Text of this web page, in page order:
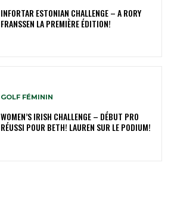
INFORTAR ESTONIAN CHALLENGE – A RORY
FRANSSEN LA PREMIÈRE ÉDITION!
GOLF FÉMININ
WOMEN’S IRISH CHALLENGE – DÉBUT PRO
RÉUSSI POUR BETH! LAUREN SUR LE PODIUM!